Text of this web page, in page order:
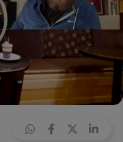
SCI-TECH
o un